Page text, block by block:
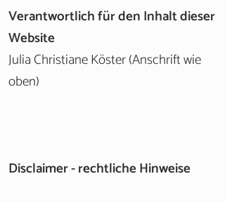
Verantwortlich für den Inhalt dieser
Website
Julia Christiane Köster(Anschrift wie
oben)
Disclaimer - rechtliche Hinweise